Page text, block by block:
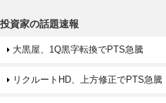
投資家の話題速報
大黒屋、1Q黒字転換でPTS急騰
リクルートHD、上方修正でPTS急騰